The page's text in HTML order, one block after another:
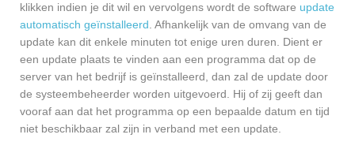
klikken indien je dit wil en vervolgens wordt de software update
automatisch geïnstalleerd. Afhankelijk van de omvang van de
update kan dit enkele minuten tot enige uren duren. Dient er
een update plaats te vinden aan een programma dat op de
server van het bedrijf is geïnstalleerd, dan zal de update door
de systeembeheerder worden uitgevoerd. Hij of zij geeft dan
vooraf aan dat het programma op een bepaalde datum en tijd
niet beschikbaar zal zijn in verband met een update.